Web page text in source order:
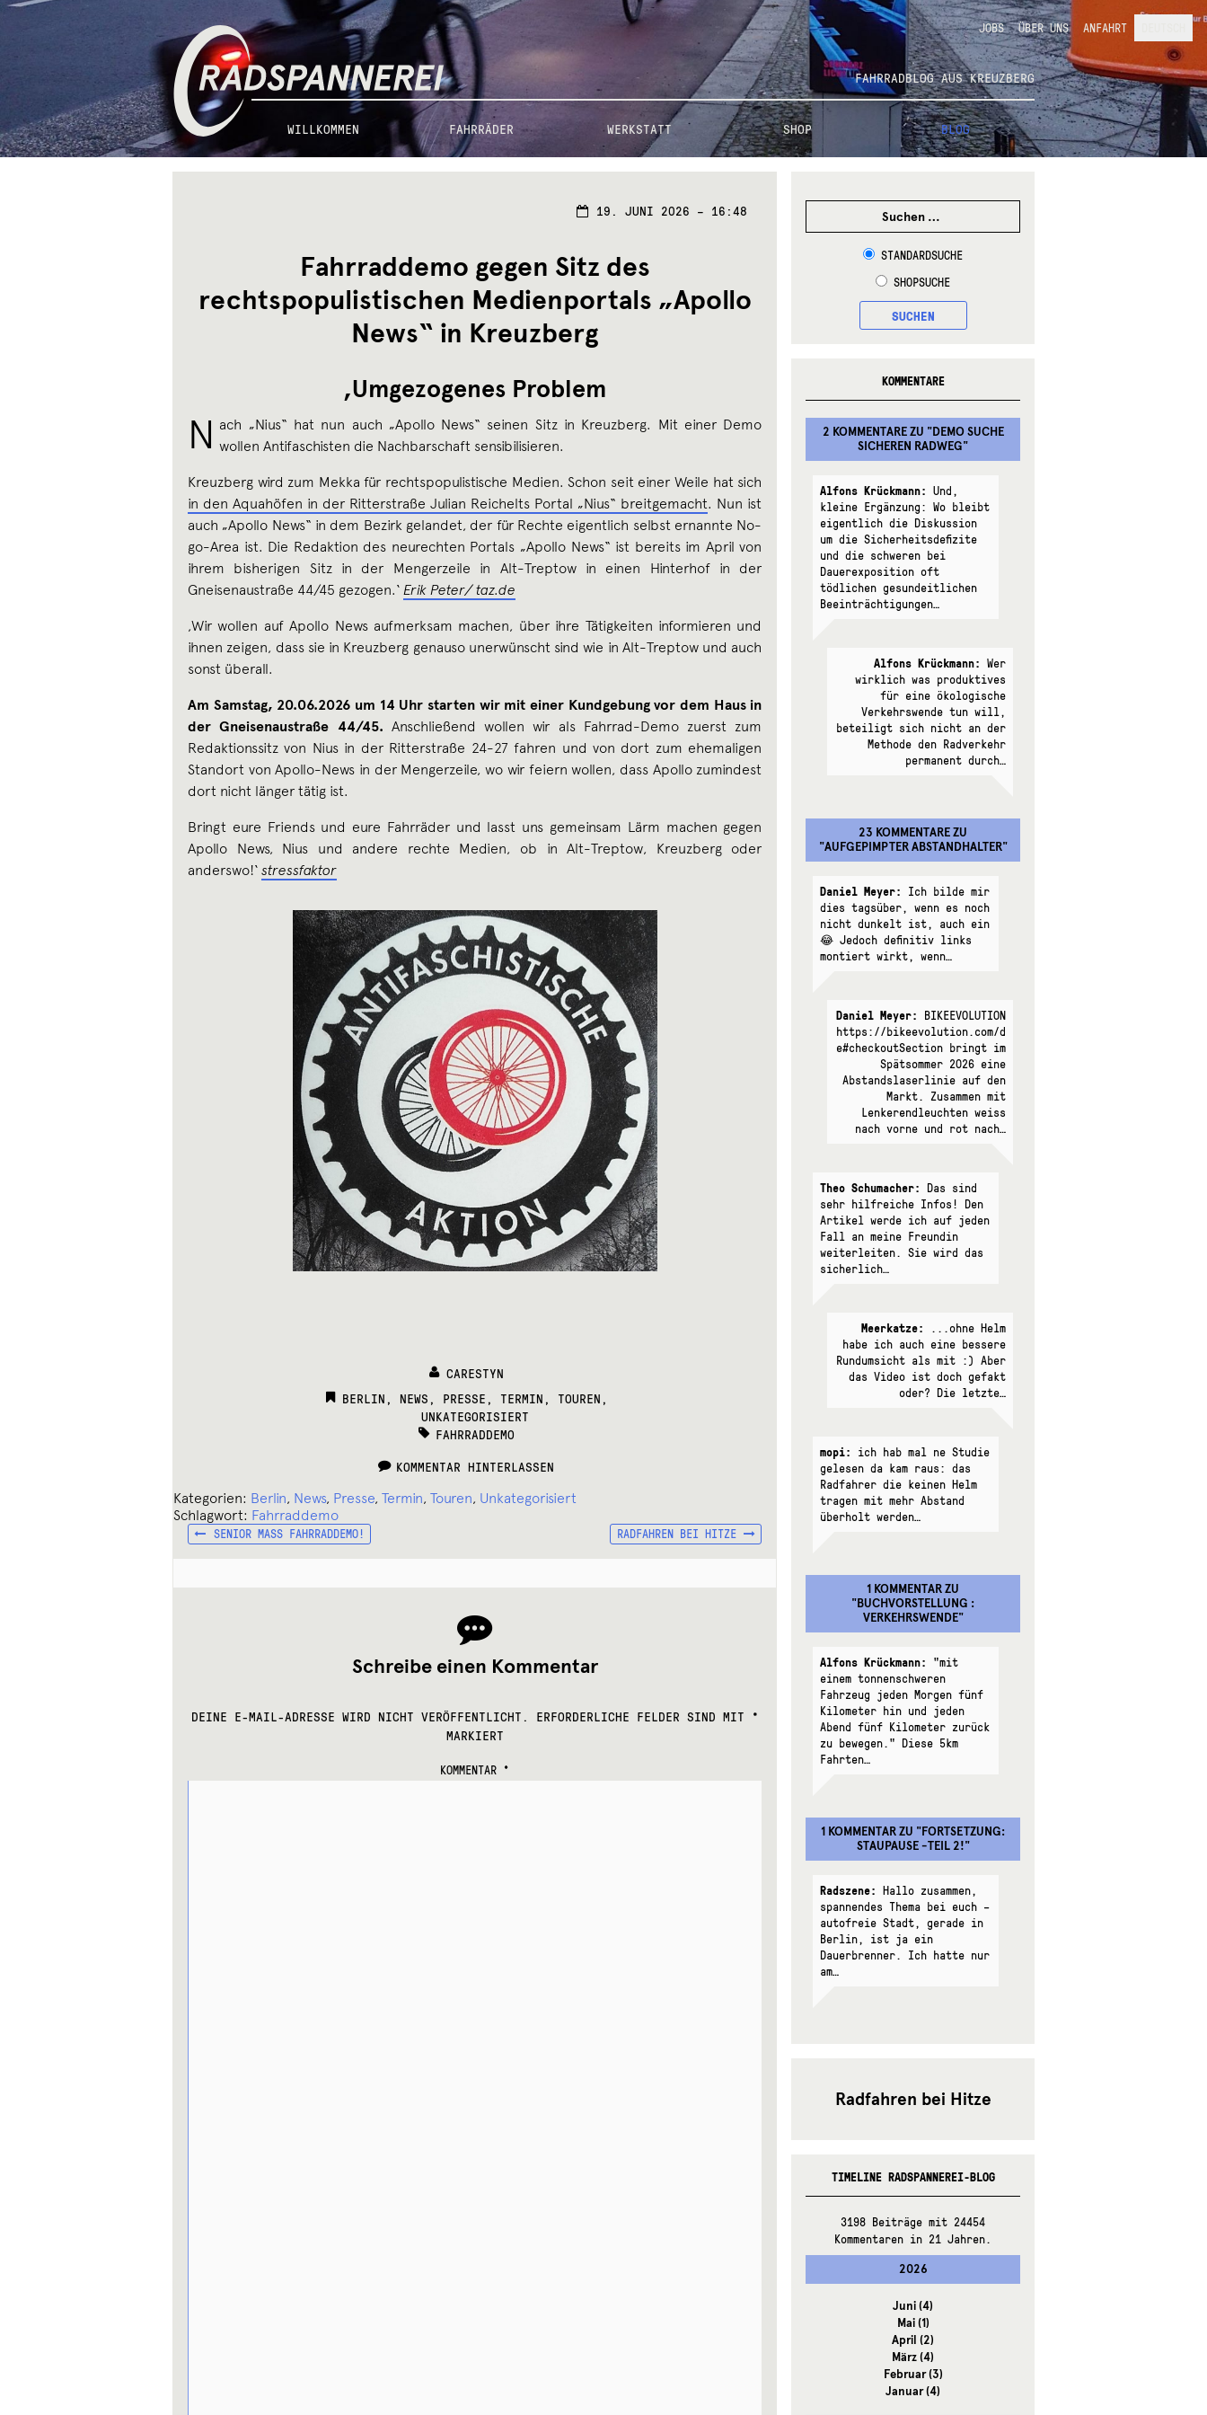
Zur
Zum
Radspannerei
FAHRRADBLOG AUS KREUZBERG
JOBS ÜBER UNS ANFAHRT
WILLKOMMEN FAHRRÄDER WERKSTATT SHOP BLOG
19. JUNI 2026 – 16:48
Fahrraddemo gegen Sitz des
rechtspopulistischen Medienportals „Apollo
News“ in Kreuzberg
,Umgezogenes Problem
N ach „Nius“ hat nun auch „Apollo News“ seinen Sitz in Kreuzberg. Mit einer Demo
wollen Antifaschisten die Nachbarschaft sensibilisieren.
Kreuzberg wird zum Mekka für rechtspopulistische Medien. Schon seit einer Weile hat sich
in den Aquahöfen in der Ritterstraße Julian Reichelts Portal „Nius“ breitgemacht. Nun ist
auch „Apollo News“ in dem Bezirk gelandet, der für Rechte eigentlich selbst ernannte No-
go-Area ist. Die Redaktion des neurechten Portals „Apollo News“ ist bereits im April von
ihrem bisherigen Sitz in der Mengerzeile in Alt-Treptow in einen Hinterhof in der
Gneisenaustraße 44/45 gezogen.‘ Erik Peter/ taz.de
,Wir wollen auf Apollo News aufmerksam machen, über ihre Tätigkeiten informieren und
ihnen zeigen, dass sie in Kreuzberg genauso unerwünscht sind wie in Alt-Treptow und auch
sonst überall.
Am Samstag, 20.06.2026 um 14 Uhr starten wir mit einer Kundgebung vor dem Haus in
der Gneisenaustraße 44/45. Anschließend wollen wir als Fahrrad-Demo zuerst zum
Redaktionssitz von Nius in der Ritterstraße 24-27 fahren und von dort zum ehemaligen
Standort von Apollo-News in der Mengerzeile, wo wir feiern wollen, dass Apollo zumindest
dort nicht länger tätig ist.
Bringt eure Friends und eure Fahrräder und lasst uns gemeinsam Lärm machen gegen
Apollo News, Nius und andere rechte Medien, ob in Alt-Treptow, Kreuzberg oder
anderswo!‘ stressfaktor
CARESTYN
CATEGORIES:
BERLIN , NEWS , PRESSE , TERMIN , TOUREN ,
UNKATEGORISIERT
TAGS:
FAHRRADDEMO
KOMMENTAR HINTERLASSEN
Kategorien: Berlin, News, Presse, Termin, Touren, Unkategorisiert
Schlagwort: Fahrraddemo
Beitragsnavigation
VORHERIGER
BEITRAG:
SENIOR MASS FAHRRADDEMO! NÄCHSTER
BEITRAG:
RADFAHREN BEI HITZE
Schreibe einen Kommentar
DEINE E-MAIL-ADRESSE WIRD NICHT VERÖFFENTLICHT. ERFORDERLICHE FELDER SIND MIT *
MARKIERT
KOMMENTAR *
STANDARDSUCHE
SHOPSUCHE
SUCHEN
KOMMENTARE
2 KOMMENTAREZU "DEMO SUCHE
SICHEREN RADWEG"
Alfons Krückmann: Und,
kleine Ergänzung: Wo bleibt
eigentlich die Diskussion
um die Sicherheitsdefizite
und die schweren bei
Dauerexposition oft
tödlichen gesundeitlichen
Beeinträchtigungen…
Alfons Krückmann: Wer
wirklich was produktives
für eine ökologische
Verkehrswende tun will,
beteiligt sich nicht an der
Methode den Radverkehr
permanent durch…
23 KOMMENTAREZU
"AUFGEPIMPTER ABSTANDHALTER"
Daniel Meyer: Ich bilde mir
dies tagsüber, wenn es noch
nicht dunkelt ist, auch ein
😂 Jedoch definitiv links
montiert wirkt, wenn…
Daniel Meyer: BIKEEVOLUTION
https://bikeevolution.com/d
e#checkoutSection bringt im
Spätsommer 2026 eine
Abstandslaserlinie auf den
Markt. Zusammen mit
Lenkerendleuchten weiss
nach vorne und rot nach…
Theo Schumacher: Das sind
sehr hilfreiche Infos! Den
Artikel werde ich auf jeden
Fall an meine Freundin
weiterleiten. Sie wird das
sicherlich…
Meerkatze:
...ohne Helm
habe ich auch eine bessere
Rundumsicht als mit :) Aber
das Video ist doch gefakt
oder? Die letzte…
mopi: ich hab mal ne Studie
gelesen da kam raus: das
Radfahrer die keinen Helm
tragen mit mehr Abstand
überholt werden…
1 KOMMENTARZU
"BUCHVORSTELLUNG :
VERKEHRSWENDE"
Alfons Krückmann: "mit
einem tonnenschweren
Fahrzeug jeden Morgen fünf
Kilometer hin und jeden
Abend fünf Kilometer zurück
zu bewegen." Diese 5km
Fahrten…
1 KOMMENTARZU "FORTSETZUNG:
STAUPAUSE -TEIL 2!"
Radszene: Hallo zusammen,
spannendes Thema bei euch –
autofreie Stadt, gerade in
Berlin, ist ja ein
Dauerbrenner. Ich hatte nur
am…
Radfahren bei Hitze
TIMELINE RADSPANNEREI-BLOG
3198 Beiträge mit 24454
Kommentaren in 21 Jahren.
2026
Juni(4)
Mai(1)
April (2)
März(4)
Februar(3)
Januar(4)